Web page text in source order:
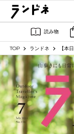
読み物
TOP ランドネ 【本